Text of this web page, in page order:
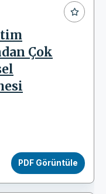
Çok
PDF Görüntüle